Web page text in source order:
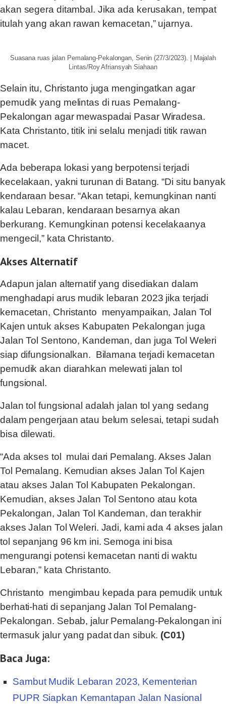
akan segera ditambal. Jika ada kerusakan, tempat
itulah yang akan rawan kemacetan,” ujarnya.
Suasana ruas jalan Pemalang-Pekalongan, Senin (27/3/2023). | Majalah
Lintas/Roy Afriansyah Siahaan
Selain itu, Christanto juga mengingatkan agar
pemudik yang melintas di ruas Pemalang-
Pekalongan agar mewaspadai Pasar Wiradesa.
Kata Christanto, titik ini selalu menjadi titik rawan
macet.
Ada beberapa lokasi yang berpotensi terjadi
kecelakaan, yakni turunan di Batang. “Di situ banyak
kendaraan besar. “Akan tetapi, kemungkinan nanti
kalau Lebaran, kendaraan besarnya akan
berkurang. Kemungkinan potensi kecelakaanya
mengecil,” kata Christanto.
Akses Alternatif
Adapun jalan alternatif yang disediakan dalam
menghadapi arus mudik lebaran 2023 jika terjadi
kemacetan, Christanto menyampaikan, Jalan Tol
Kajen untuk akses Kabupaten Pekalongan juga
Jalan Tol Sentono, Kandeman, dan juga Tol Weleri
siap difungsionalkan. Bilamana terjadi kemacetan
pemudik akan diarahkan melewati jalan tol
fungsional.
Jalan tol fungsional adalah jalan tol yang sedang
dalam pengerjaan atau belum selesai, tetapi sudah
bisa dilewati.
“Ada akses tol mulai dari Pemalang. Akses Jalan
Tol Pemalang. Kemudian akses Jalan Tol Kajen
atau akses Jalan Tol Kabupaten Pekalongan.
Kemudian, akses Jalan Tol Sentono atau kota
Pekalongan, Jalan Tol Kandeman, dan terakhir
akses Jalan Tol Weleri. Jadi, kami ada 4 akses jalan
tol sepanjang 96 km ini. Semoga ini bisa
mengurangi potensi kemacetan nanti di waktu
Lebaran,” kata Christanto.
Christanto mengimbau kepada para pemudik untuk
berhati-hati di sepanjang Jalan Tol Pemalang-
Pekalongan. Sebab, jalur Pemalang-Pekalongan ini
termasuk jalur yang padat dan sibuk. (C01)
Baca Juga:
Sambut Mudik Lebaran 2023, Kementerian
PUPR Siapkan Kemantapan Jalan Nasional